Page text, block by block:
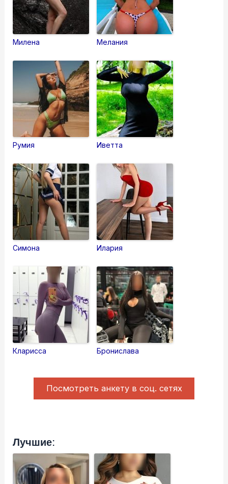
Милена Мелания
Румия Иветта
Симона Илария
Кларисса Бронислава
Посмотреть анкету в соц. сетях
Лучшие: